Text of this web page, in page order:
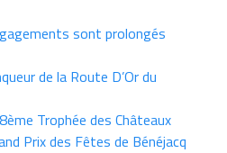
sont prolongés
de la Route D’Or du
Trophée des Châteaux
Prix des Fêtes de Bénéjacq